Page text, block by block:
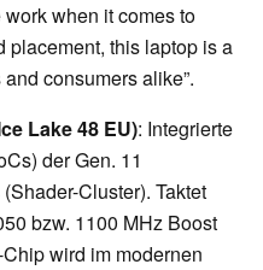
when it comes to
placement, this laptop is a
consumers alike”.
Lake 48 EU): Integrierte
der Gen. 11
Cluster). Taktet
bzw. 1100 MHz Boost
wird im modernen